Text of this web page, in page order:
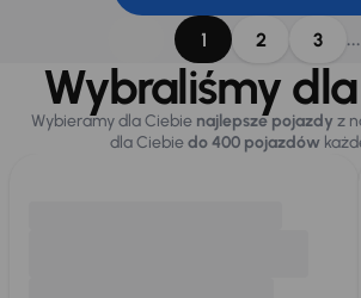
1 2 3 ...
Wybraliśmy
Wybieramy dla Ciebie najlepsze pojazdy z
dla Ciebiedo 400 pojazdów